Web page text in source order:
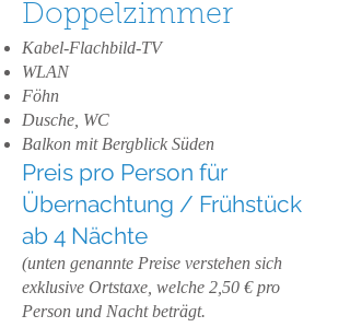
Doppelzimmer
Kabel-Flachbild-TV
WLAN
Föhn
Dusche, WC
Balkon mit Bergblick Süden
Preis pro Person für
Übernachtung / Frühstück
ab 4 Nächte
(unten genannte Preise verstehen sich
exklusive Ortstaxe, welche 2,50 € pro
Person und Nacht beträgt.